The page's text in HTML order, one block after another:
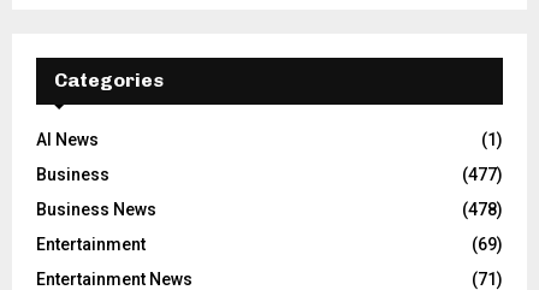
Categories
AI News
(1)
Business
(477)
Business News
(478)
Entertainment
(69)
Entertainment News
(71)